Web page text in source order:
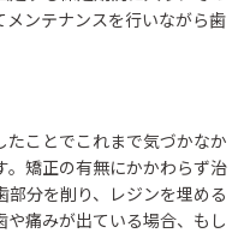
ンテナンスを行いながら歯
ことでこれまで気づかなか
。矯正の有無にかかわらず治
分を削り、レジンを埋める
痛みが出ている場合、もし